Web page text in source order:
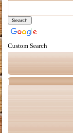
Custom Search